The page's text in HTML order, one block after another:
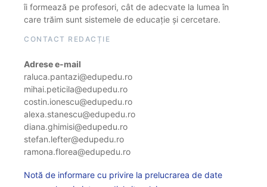
îi formează pe profesori, cât de adecvate la lumea în
care trăim sunt sistemele de educație și cercetare.
CONTACT REDACȚIE
Adrese e-mail
raluca.pantazi@edupedu.ro
mihai.peticila@edupedu.ro
costin.ionescu@edupedu.ro
alexa.stanescu@edupedu.ro
diana.ghimisi@edupedu.ro
stefan.lefter@edupedu.ro
ramona.florea@edupedu.ro
Notă de informare cu privire la prelucrarea de date